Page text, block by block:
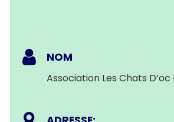
NOM
Association Les Chats